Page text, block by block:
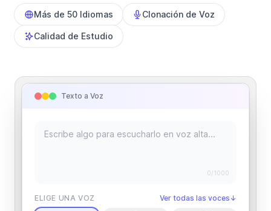
Más de 50 Idiomas Clonación de Voz
Calidad de Estudio
Texto a Voz
0/1000
ELIGE UNA VOZ Ver todas las voces ↓